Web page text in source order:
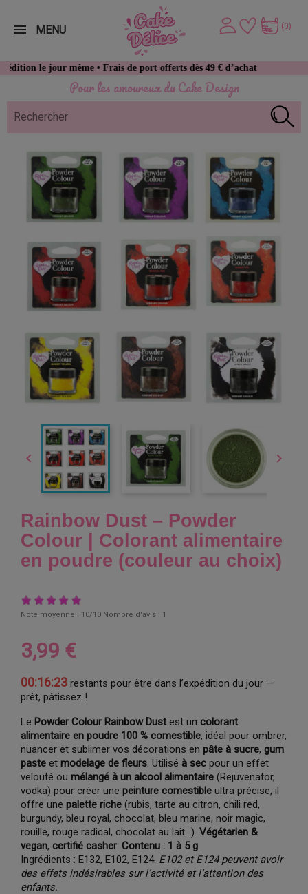
Pour les amoureux du Cake Design
même • Frais de port offerts dès 49 € d’achat
(0)
MENU
 
Rainbow Dust – Powder
Colour | Colorant alimentaire
en poudre (couleur au choix)
Note moyenne : 10/10 Nombre d'avis : 1
3,99 €
00:16:22 restants pour être dans l’expédition du jour —
prêt, pâtissez !
Le Powder Colour Rainbow Dust est un colorant
alimentaire en poudre 100 % comestible, idéal pour ombrer,
nuancer et sublimer vos décorations en pâte à sucre, gum
paste et modelage de fleurs. Utilisé à sec pour un effet
velouté ou mélangé à un alcool alimentaire (Rejuvenator,
vodka) pour créer une peinture comestible ultra précise, il
offre une palette riche (rubis, tarte au citron, chili red,
burgundy, bleu royal, chocolat, bleu marine, noir magic,
rouille, rouge radical, chocolat au lait…). Végétarien &
vegan, certifié casher. Contenu : 1 à 5 g.
Ingrédients : E132, E102, E124. E102 et E124 peuvent avoir
des effets indésirables sur l’activité et l’attention des
enfants.